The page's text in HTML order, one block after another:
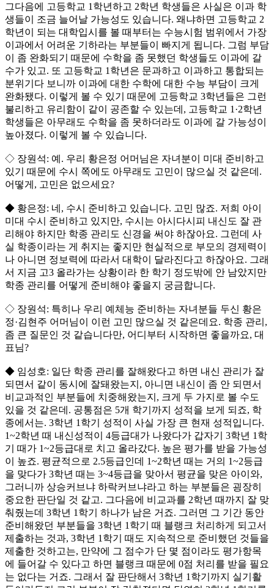
그다음에 고등학교 1학년하고 2학년 학생들은 사실은 이과 학
생들이 조금 늘어날 가능성도 있습니다. 왜냐하면 고등학교 2
학년이 되는 대학입시를 볼 때부터는 수능시험 범위에서 가장
이과에서 어려운 기하라는 부분들이 빠지게 됩니다. 그럼 부담
이 좀 완화되기 때문에 수학을 좀 못했던 학생들도 이과에 갈
수가 있고. 또 고등학교 1학년은 문과하고 이과하고 통합되는
분위기다 보니까 이과에 대한 수학에 대한 수능 부담이 크게
완화됐다. 이렇게 볼 수 있기 때문에 고등학교 3학년들은 그런
불리하고 유리함이 같이 공존할 수 있는데, 고등학교 1·2학년
학생들은 아무래도 수학을 좀 못하더라도 이과에 갈 가능성이
높아졌다. 이렇게 볼 수 있습니다.
◇ 장원석: 예. 우리 황은정 어머님은 자녀분이 미대 준비하고
있기 때문에 수시 쪽에도 아무래도 고민이 많으실 것 같은데.
어떻게, 고민은 없으세요?
◆ 황은정: 네, 수시 준비하고 있습니다. 고민 많죠. 저희 아이
미대 수시 준비하고 있지만, 수시는 아시다시피 내신도 잘 관
리해야 하지만 학종 관리도 신경을 써야 하잖아요. 그런데 사
실 학종이라는 게 취지는 좋지만 현실적으로 부모의 경제력이
나 아니면 정보력에 따라서 대학이 달라진다고 하잖아요. 그래
서 지금 고3 올라가는 상황이라 한 학기 정도밖에 안 남았지만
학종 관리를 어떻게 준비해야 좋을지 궁금합니다.
◇ 장원석: 특히나 우리 예체능 준비하는 자녀분들 두신 황은
정·김현주 어머님이 이런 고민 많으실 것 같은데요. 학종 관리,
좀 큰 질문인 것 같습니다만, 어디부터 시작하면 좋을까요, 대
표님?
◆ 임성호: 일단 학종 관리를 잘해왔다고 하면 내신 관리가 잘
되면서 같이 동시에 잘돼왔는지, 아니면 내신이 좀 안 되면서
비교과적인 부분들에 치중해왔는지, 크게 두 가지로 볼 수도
있을 것 같은데. 공통점은 5개 학기까지 성적을 보게 되죠, 학
종에서는. 3학년 1학기 성적이 사실 가장 큰 현재 성적입니다.
1~2학년 때 내신성적이 4등급대가 나왔다가 갑자기 3학년 1학
기 때가 1~2등급대로 치고 올라갔다. 높은 평가를 받을 가능성
이 높죠. 평균적으로 2.5등급인데 1~2학년 때는 거의 1~2등급
을 맞다가 3학년 때는 3~4등급을 맞아서 평균을 맞은 아이와,
그러니까 상승커브냐 하락커브냐라고 하는 부분들은 굉장히
중요한 판단일 것 같고. 그다음에 비교과를 2학년 때까지 잘 맞
춰줬는데 3학년 1학기 하나가 남은 거죠. 그러면 그 기간 동안
준비해왔던 부분들을 3학년 1학기 때 블랭크 처리하게 되고서
제출하는 것과, 3학년 1학기 때도 지속적으로 준비했던 것들을
제출한 것하고는, 만약에 그 점수가 단 몇 점이라도 평가항목
에 들어갈 수 있다고 하면 블랭크 때문에 0점 처리를 받을 필요
는 없다는 거죠. 그래서 잘 판단해서 3학년 1학기까지 실기활